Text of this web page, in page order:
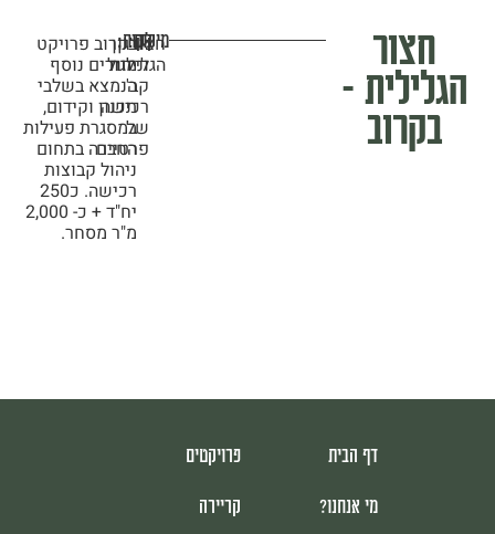
חצור
הגלילית –
בקרוב
מיקום:
חצור
הגלילית
לקוח:
ארגון
וניהול
קב'
רכישה
של
פרטיים
בקרוב פרויקט
מגורים נוסף
הנמצא בשלבי
תכנון וקידום,
במסגרת פעילות
החברה בתחום
ניהול קבוצות
רכישה. כ250
יח"ד + כ- 2,000
מ"ר מסחר.
דף הבית
מי אנחנו?
פרויקטים
קריירה